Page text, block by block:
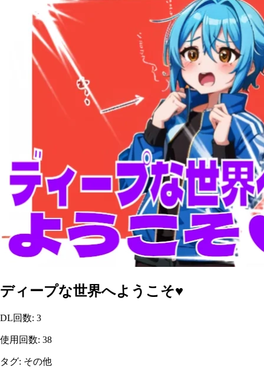
ディープな世界へようこそ♥
DL回数: 3
使用回数: 38
タグ: その他